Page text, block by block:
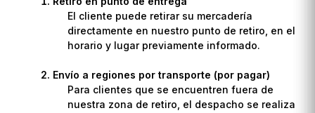
El cliente puede retirar su mercadería
directamente en nuestro punto de retiro, en el
horario y lugar previamente informado.
Envío a regiones por transporte (por pagar)
Para clientes que se encuentren fuera de
nuestra zona de retiro, el despacho se realiza